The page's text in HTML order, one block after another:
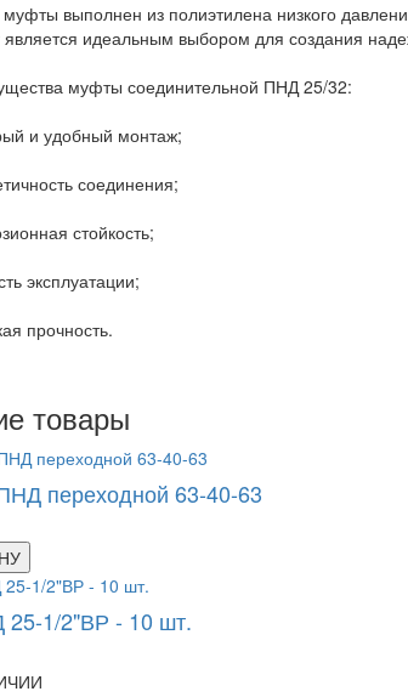
муфты выполнен из полиэтилена низкого
является идеальным выбором для создания
муфты соединительной ПНД 25/32:
и удобный монтаж;
соединения;
стойкость;
эксплуатации;
прочность.
товары
переходной 63-40-63
25-1/2"ВР - 10 шт.